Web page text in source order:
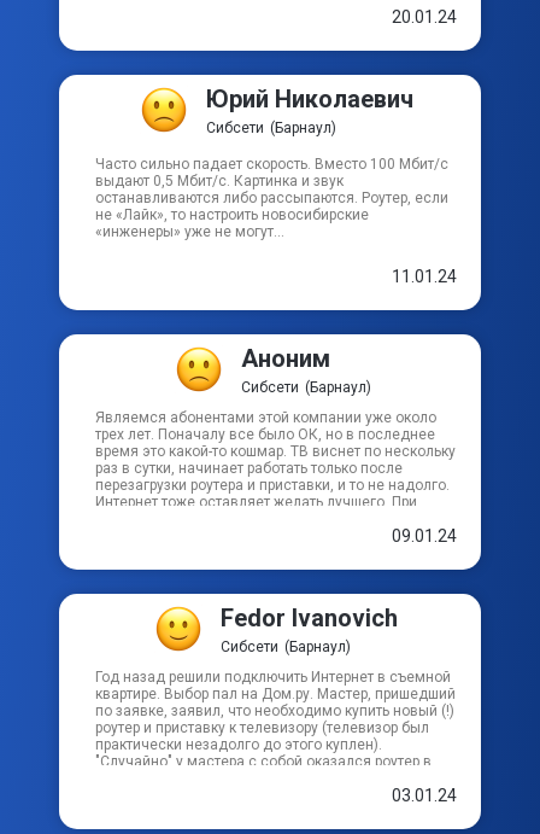
20.01.24
Юрий Николаевич
Сибсети (Барнаул)
Часто сильно падает скорость. Вместо 100 Мбит/с
выдают 0,5 Мбит/с. Картинка и звук
останавливаются либо рассыпаются. Роутер, если
не «Лайк», то настроить новосибирские
«инженеры» уже не могут…
11.01.24
Аноним
Сибсети (Барнаул)
Являемся абонентами этой компании уже около
трех лет. Поначалу все было ОК, но в последнее
время это какой-то кошмар. ТВ виснет по нескольку
раз в сутки, начинает работать только после
перезагрузки роутера и приставки, и то не надолго.
Интернет тоже оставляет желать лучшего. При
на Speedtest не больше 13 Мбит/с. В общем
о переходе к другому провайдеру, пусть немного
09.01.24
Fedor Ivanovich
Сибсети (Барнаул)
Год назад решили подключить Интернет в съемной
квартире. Выбор пал на Дом.ру. Мастер, пришедший
по заявке, заявил, что необходимо купить новый (!)
роутер и приставку к телевизору (телевизор был
практически незадолго до этого куплен).
"Случайно" у мастера с собой оказался роутер в
пришлось оплатить сразу 100%. На приставку
03.01.24